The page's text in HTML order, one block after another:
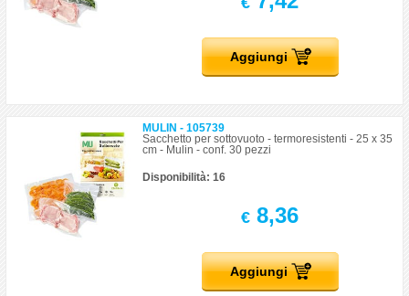
Aggiungi
MULIN - 105739
Sacchetto per sottovuoto - termoresistenti - 25 x 35
cm - Mulin - conf. 30 pezzi
Disponibilità: 16
€ 8,36
Aggiungi